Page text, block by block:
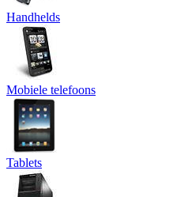
Handhelds
Mobiele telefoons
Tablets